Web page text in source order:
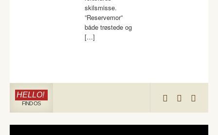
skilsmisse.
”Reservemor”
både trøstede og
[…]
HELLO!
FIND OS